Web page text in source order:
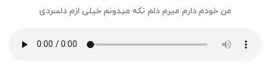
من خودم دارم میرم دلم نکه میدونم خیلی ازم دلسردی